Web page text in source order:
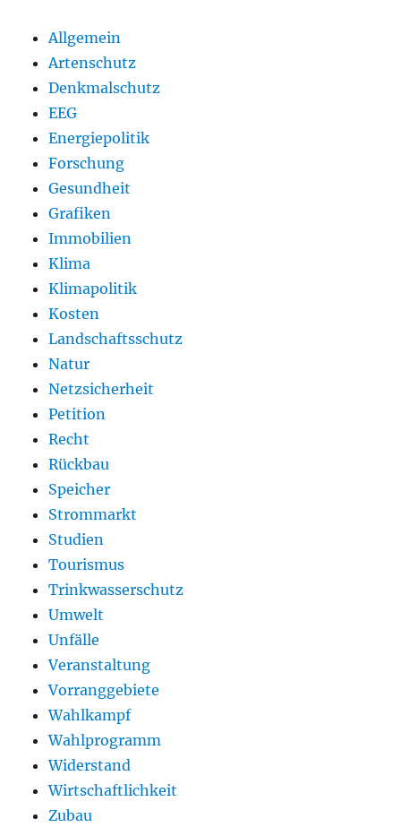
Allgemein
Artenschutz
Denkmalschutz
EEG
Energiepolitik
Forschung
Gesundheit
Grafiken
Immobilien
Klima
Klimapolitik
Kosten
Landschaftsschutz
Natur
Netzsicherheit
Petition
Recht
Rückbau
Speicher
Strommarkt
Studien
Tourismus
Trinkwasserschutz
Umwelt
Unfälle
Veranstaltung
Vorranggebiete
Wahlkampf
Wahlprogramm
Widerstand
Wirtschaftlichkeit
Zubau